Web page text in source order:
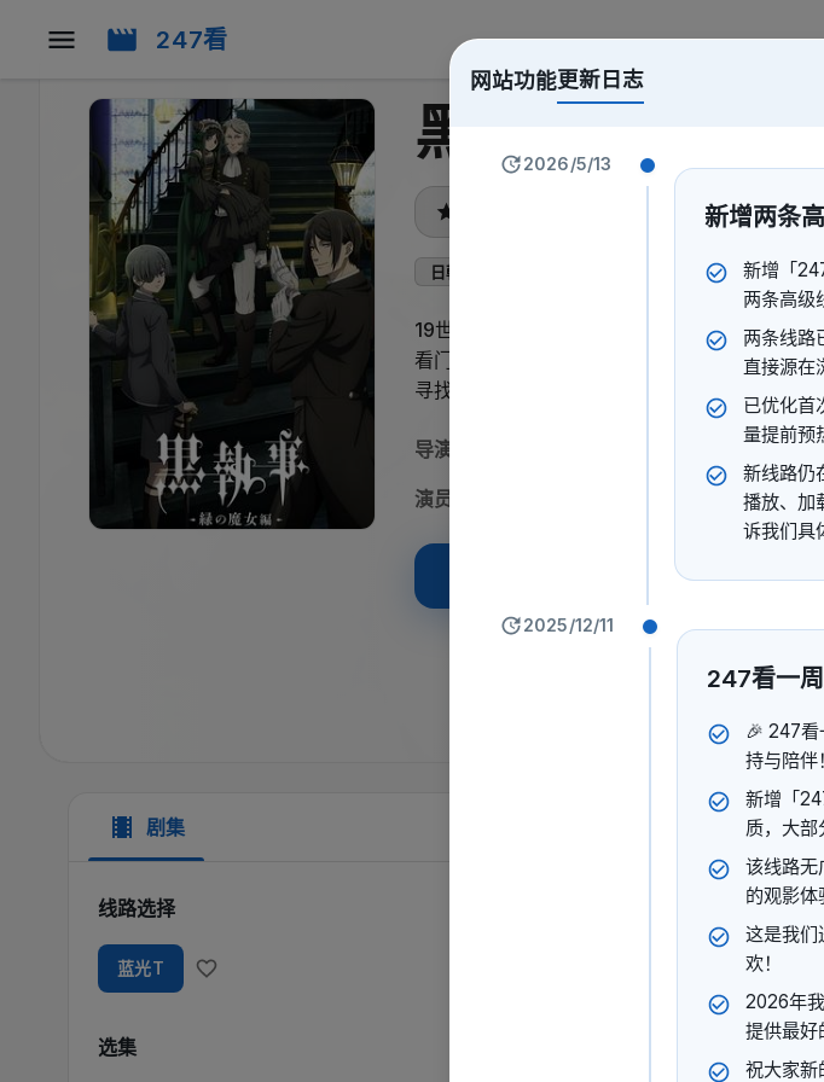
247看
黑执事:绿之魔女
日韩动漫
19世纪英国——名门贵族凡多姆海威家的管家
看门狗”的身分负责地下社会的肮脏工作。 受
寻找真相的两人进到只要踏入就会被诅咒致死
导演
演员 钉宫理惠 小
剧集
线路选择
蓝光T
选集
网站功能更新日志
2026/5/13
新增两条
新增「
两条高级
两条线路
直接源在
已优化首
量提前预
新线路仍
播放、加
诉我们具
2025/12/11
247看一
🎉 247
持与陪伴！
新增「
质，大部
该线路无
的观影体
这是我们
欢！
2026年
提供最好
祝大家新